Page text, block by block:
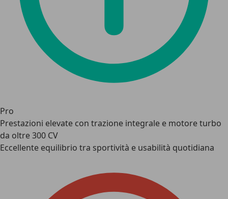
Pro
Prestazioni elevate con trazione integrale e motore turbo
da oltre 300 CV
Eccellente equilibrio tra sportività e usabilità quotidiana